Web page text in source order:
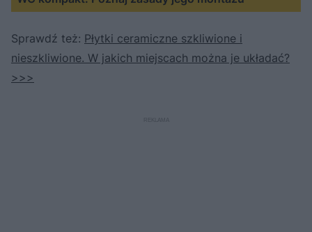
Sprawdź też: Płytki ceramiczne szkliwione i
nieszkliwione. W jakich miejscach można je układać?
>>>